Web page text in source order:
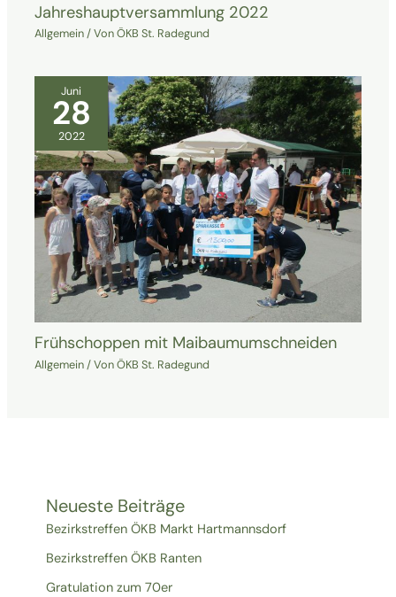
Jahreshauptversammlung 2022
Allgemein/ VonÖKB St. Radegund
Juni
28
2022
Frühschoppen mit Maibaumumschneiden
Allgemein/ VonÖKB St. Radegund
Neueste Beiträge
Bezirkstreffen ÖKB Markt Hartmannsdorf
Bezirkstreffen ÖKB Ranten
Gratulation zum 70er